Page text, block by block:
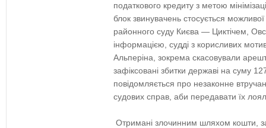
податкового кредиту з метою
блок звинувачень стосується
районного суду Києва — Циктічем,
інформацією, судді з корисливих
Альперіна, зокрема скасовували
зафіксовані збитки державі на суму
повідомляється про незаконне
судових справ, аби передавати їх
Отримані злочинним шляхом кошти,